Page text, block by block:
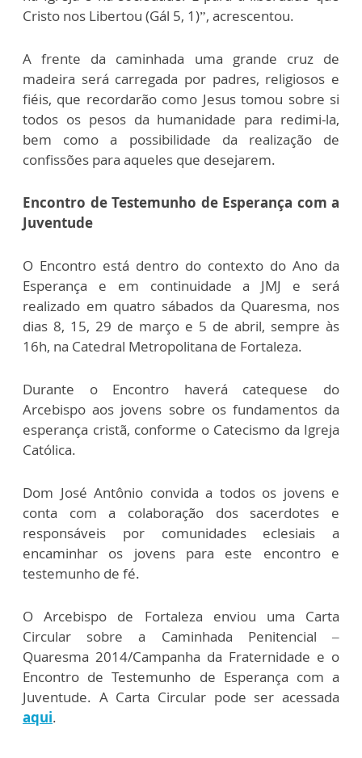
Cristo nos Libertou (Gál 5, 1)”, acrescentou.
A frente da caminhada uma grande cruz de
madeira será carregada por padres, religiosos e
fiéis, que recordarão como Jesus tomou sobre si
todos os pesos da humanidade para redimi-la,
bem como a possibilidade da realização de
confissões para aqueles que desejarem.
Encontro de Testemunho de Esperança com a
Juventude
O Encontro está dentro do contexto do Ano da
Esperança e em continuidade a JMJ e será
realizado em quatro sábados da Quaresma, nos
dias 8, 15, 29 de março e 5 de abril, sempre às
16h, na Catedral Metropolitana de Fortaleza.
Durante o Encontro haverá catequese do
Arcebispo aos jovens sobre os fundamentos da
esperança cristã, conforme o Catecismo da Igreja
Católica.
Dom José Antônio convida a todos os jovens e
conta com a colaboração dos sacerdotes e
responsáveis por comunidades eclesiais a
encaminhar os jovens para este encontro e
testemunho de fé.
O Arcebispo de Fortaleza enviou uma Carta
Circular sobre a Caminhada Penitencial –
Quaresma 2014/Campanha da Fraternidade e o
Encontro de Testemunho de Esperança com a
Juventude. A Carta Circular pode ser acessada
aqui.